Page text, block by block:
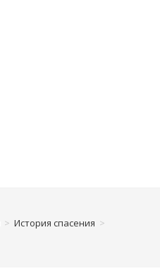
> История спасения >